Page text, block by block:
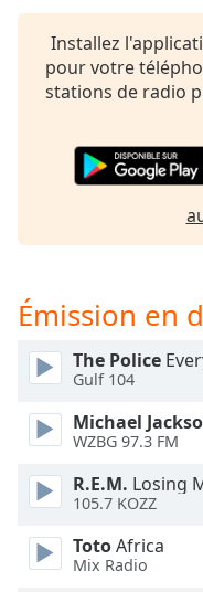
Subtitles
subtitles
settings,
opens
settings
dialog
selected
Track
Picture-
in-
Picture
modal
Beginning
Installez
pour votre
stations de radio
Émission en
The Police
Gulf 104
Michael
WZBG 97.3 FM
R.E.M. Losing
105.7 KOZZ
TotoAfrica
Mix Radio